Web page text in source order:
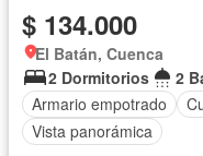
$ 134.000
El Batán, Cuenca
2 Dormitorios
2
Armario empotrado
Vista panorámica